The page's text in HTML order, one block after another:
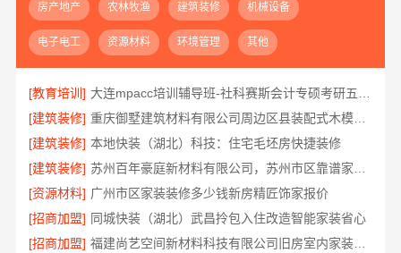
房产地产 农林牧渔 建筑装修 机械设备
电子电工 资源材料 环境管理 其他
[教育培训]
[建筑装修]
重庆御墅建筑材料有限公司周边区县装配式木模售后保障
[建筑装修] 本地快装（湖北）科技：住宅毛坯房快捷装修
[建筑装修]
[资源材料] 广州市区家装装修多少钱新房精匠饰家报价
[招商加盟] 同城快装（湖北）武昌拎包入住改造智能家装省心
[招商加盟]
福建尚艺空间新材料科技有限公司旧房室内家装自有工厂整体落地